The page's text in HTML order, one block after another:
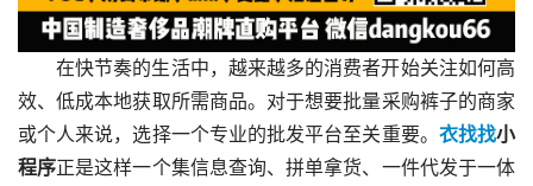
在快节奏的生活中，越来越多的消费者开始关注如何高
效、低成本地获取所需商品。对于想要批量采购裤子的商家
或个人来说，选择一个专业的批发平台至关重要。 衣找找小
程序正是这样一个集信息查询、拼单拿货、一件代发于一体